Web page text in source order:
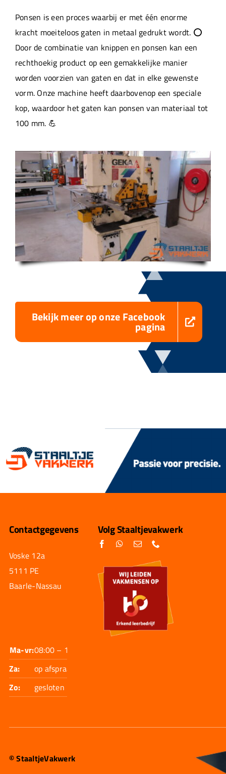
Werken bij
Ponsen is een proces waarbij er met één enorme
kracht moeiteloos gaten in metaal gedrukt wordt. ⭕
Door de combinatie van knippen en ponsen kan een
rechthoekig product op een gemakkelijke manier
worden voorzien van gaten en dat in elke gewenste
vorm. Onze machine heeft daarbovenop een speciale
kop, waardoor het gaten kan ponsen van materiaal tot
100 mm. 💪
Bekijk meer op onze Facebook
pagina
Contactgegevens
Voske 12a
5111 PE
Baarle-Nassau
Ma-vr:08:00 – 17:30
Za:
op afspraak
Zo:
gesloten
Volg Staaltjevakwerk
© StaaltjeVakwerk